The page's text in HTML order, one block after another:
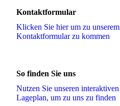
Kontaktformular
Klicken Sie hier um zu unserem
Kon­takt­for­mu­lar zu kommen
So finden Sie uns
Nutzen Sie unseren interaktiven
La­ge­plan, um zu uns zu finden